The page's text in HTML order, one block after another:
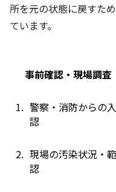
所を元の状態に戻すた
ています。
事前確認・現場調査
1. 警察・消防からの
認
2. 現場の汚染状況・
認